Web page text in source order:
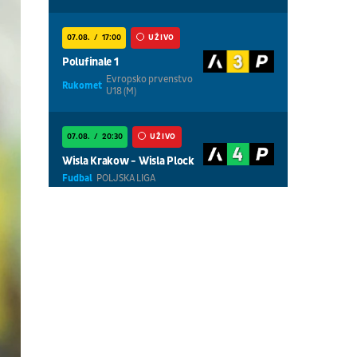
07.08. 17:00 UŽIVO
Polufinale 1
Rukomet Evropsko prvenstvo
U18 (M)
07.08. 20:30 UŽIVO
Wisla Krakow - Wisla Plock
Fudbal POLJSKA LIGA